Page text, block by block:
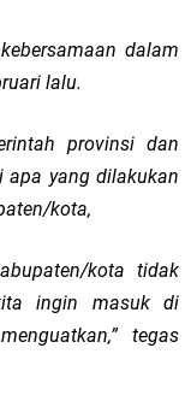
dalam
lalu.
provinsi dan
yang dilakukan
kota,
kota tidak
ingin masuk di
tegas